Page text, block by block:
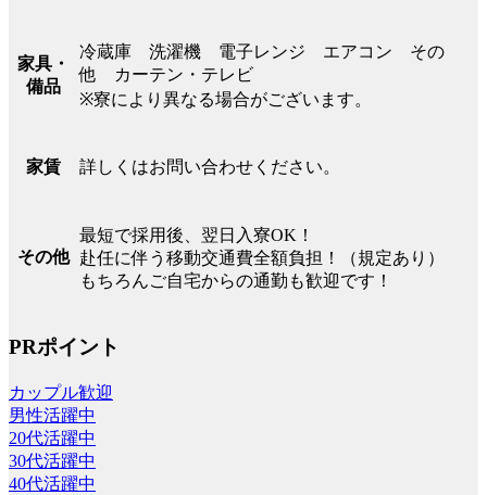
家具・
備品
冷蔵庫 洗濯機 電子レンジ エアコン その
他 カーテン・テレビ
※寮により異なる場合がございます。
家賃 詳しくはお問い合わせください。
その他
最短で採用後、翌日入寮OK！
赴任に伴う移動交通費全額負担！（規定あり）
もちろんご自宅からの通勤も歓迎です！
PRポイント
カップル歓迎
男性活躍中
20代活躍中
30代活躍中
40代活躍中